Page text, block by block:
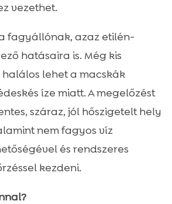
vezethet.
fagyállónak, azaz etilén-
hatásaira is. Még kis
lehet a macskák
íze miatt. A megelőzést
száraz, jól hőszigetelt hely
nem fagyos víz
és rendszeres
kezdeni.